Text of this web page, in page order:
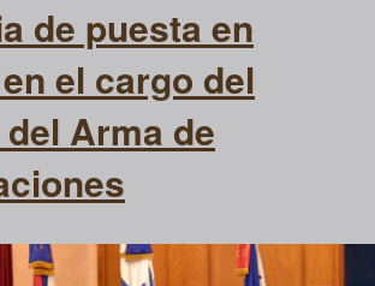
de puesta en
el cargo del
Arma de